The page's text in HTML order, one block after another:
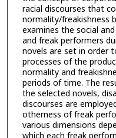
racial discourses that
normality/freakishness
examines the social
and freak performers
novels are set in order
processes of the
normality and
periods of time. The
the selected novels,
discourses are
otherness of freak
various dimensions